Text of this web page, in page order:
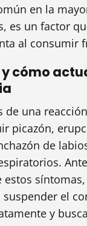
en la
es un factor
al consumir
cómo
de una
picazón,
de
estos síntomas,
el
y